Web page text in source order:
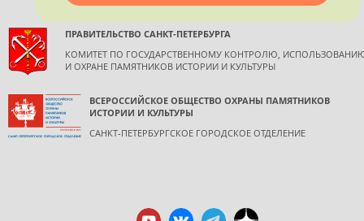
ПРАВИТЕЛЬСТВО САНКТ-ПЕТЕРБУРГА
КОМИТЕТ ПО ГОСУДАРСТВЕННОМУ КОНТРОЛЮ,
И ОХРАНЕ ПАМЯТНИКОВ ИСТОРИИ И КУЛЬТУРЫ
ВСЕРОССИЙСКОЕ ОБЩЕСТВО ОХРАНЫ ПАМЯТНИКОВ
ИСТОРИИ И КУЛЬТУРЫ
САНКТ-ПЕТЕРБУРГСКОЕ ГОРОДСКОЕ ОТДЕЛЕНИЕ